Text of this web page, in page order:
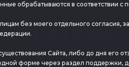
обрабатываются в соответствии с
без моего отдельного согласия,
Сайта, либо до дня его
форме через раздел поддержки,